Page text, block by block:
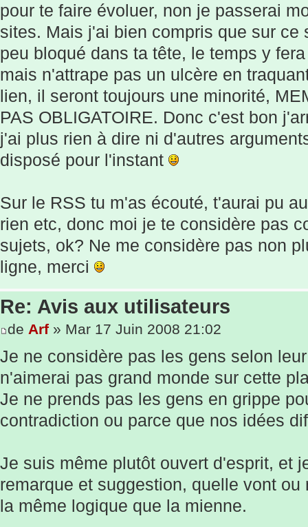
pour te faire évoluer, non je passerai
sites. Mais j'ai bien compris que sur ce
peu bloqué dans ta tête, le temps y
mais n'attrape pas un ulcère en
lien, il seront toujours une minorité,
PAS OBLIGATOIRE. Donc c'est bon
j'ai plus rien à dire ni d'autres
disposé pour l'instant
Sur le RSS tu m'as écouté, t'aurai pu
rien etc, donc moi je te considère pas
sujets, ok? Ne me considère pas non
ligne, merci
Re: Avis aux utilisateurs
de Arf » Mar 17 Juin 2008 21:02
Je ne considère pas les gens selon
n'aimerai pas grand monde sur cette
Je ne prends pas les gens en grippe
contradiction ou parce que nos idées
Je suis même plutôt ouvert d'esprit, et
remarque et suggestion, quelle vont
la même logique que la mienne.